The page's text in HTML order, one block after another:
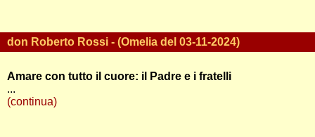
don Roberto Rossi - (Omelia del 03-11-2024)
Amare con tutto il cuore: il Padre e i fratelli
...
(continua)